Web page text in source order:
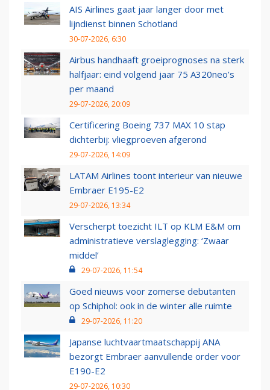
AIS Airlines gaat jaar langer door met
lijndienst binnen Schotland
30-07-2026, 6:30
Airbus handhaaft groeiprognoses na sterk
halfjaar: eind volgend jaar 75 A320neo’s
per maand
29-07-2026, 20:09
Certificering Boeing 737 MAX 10 stap
dichterbij: vliegproeven afgerond
29-07-2026, 14:09
LATAM Airlines toont interieur van nieuwe
Embraer E195-E2
29-07-2026, 13:34
Verscherpt toezicht ILT op KLM E&M om
administratieve verslaglegging: ‘Zwaar
middel’
29-07-2026, 11:54
Goed nieuws voor zomerse debutanten
op Schiphol: ook in de winter alle ruimte
29-07-2026, 11:20
Japanse luchtvaartmaatschappij ANA
bezorgt Embraer aanvullende order voor
E190-E2
29-07-2026, 10:30